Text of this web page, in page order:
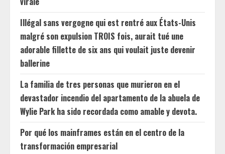
Illégal sans vergogne qui est rentré aux États-Unis
malgré son expulsion TROIS fois, aurait tué une
adorable fillette de six ans qui voulait juste devenir
ballerine
La familia de tres personas que murieron en el
devastador incendio del apartamento de la abuela de
Wylie Park ha sido recordada como amable y devota.
Por qué los mainframes están en el centro de la
transformación empresarial